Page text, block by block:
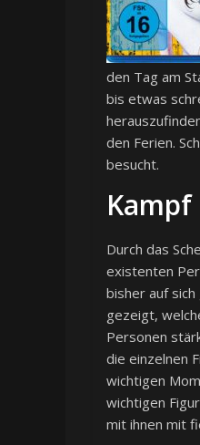
den Tag am
bis etwas
den Ferien.
besucht.
Durch das
existenten
bisher auf
gezeigt,
Personen
die einzelnen
wichtigen
wichtigen
mit ihnen mit